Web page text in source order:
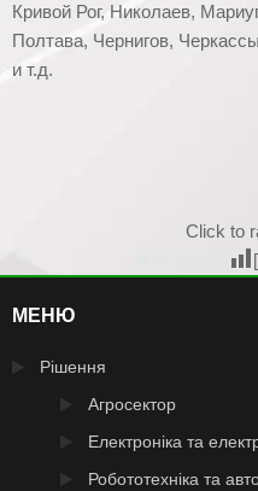
Кривой Рог, Николаев,
Полтава, Чернигов,
и т.д.
Click to
МЕНЮ
Рішення
Агросектор
Електроніка та
Робототехніка та